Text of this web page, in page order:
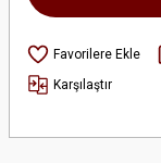
Karşılaştır